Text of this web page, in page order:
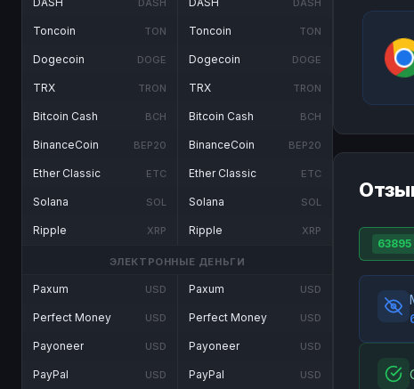
DASH
Toncoin TON
Dogecoin DOGE
TRX TRON
Bitcoin Cash BCH
BinanceCoin BEP20
Ether Classic ETC
Solana SOL
Ripple XRP
DASH
Toncoin TON
Dogecoin DOGE
TRX TRON
Bitcoin Cash BCH
BinanceCoin BEP20
Ether Classic ETC
Solana SOL
Ripple XRP
ЭЛЕКТРОННЫЕ ДЕНЬГИ
Paxum USD
Perfect Money USD
Payoneer USD
PayPal USD
Paxum USD
Perfect Money USD
Payoneer USD
PayPal USD
63895